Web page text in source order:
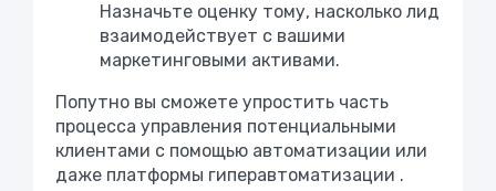
Назначьте оценку тому, насколько лид
взаимодействует с вашими
маркетинговыми активами.
Попутно вы сможете упростить часть
процесса управления потенциальными
клиентами с помощью автоматизации или
даже платформы гиперавтоматизации .